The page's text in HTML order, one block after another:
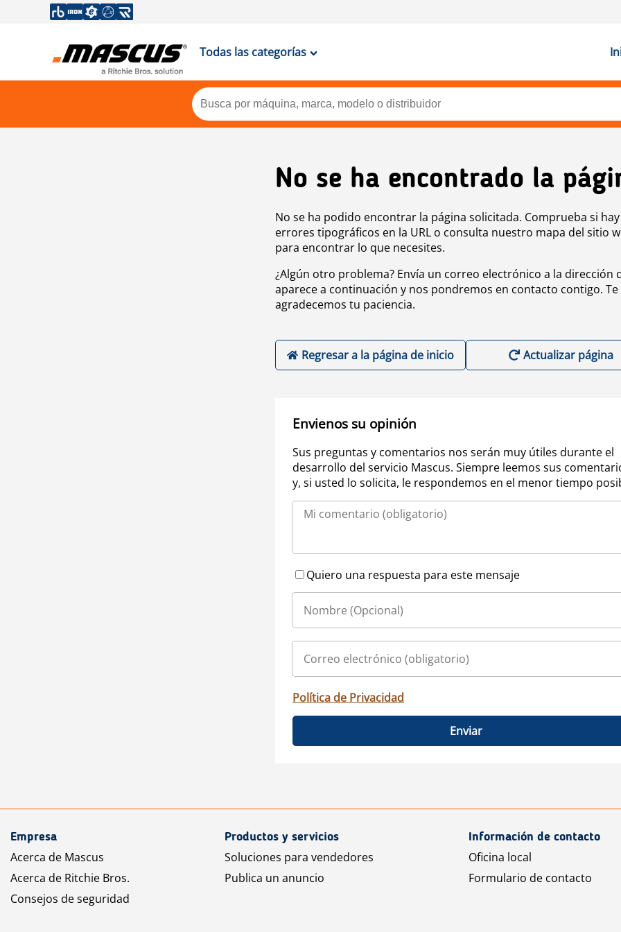
Todas las categorías
No se ha encontrado la
No se ha podido encontrar la página solicitada. Comprueba si hay
errores tipográficos en la URL o consulta nuestro mapa del sitio
para encontrar lo que necesites.
¿Algún otro problema? Envía un correo electrónico a la dirección
aparece a continuación y nos pondremos en contacto contigo. Te
agradecemos tu paciencia.
Regresar a la página de inicio Actualizar página
Envienos su opinión
Sus preguntas y comentarios nos serán muy útiles durante el
desarrollo del servicio Mascus. Siempre leemos sus
y, si usted lo solicita, le respondemos en el menor tiempo
Quiero una respuesta para este mensaje
Política de Privacidad
Enviar
Empresa
Acerca de Mascus
Acerca de Ritchie Bros.
Consejos de seguridad
Productos y servicios
Soluciones para vendedores
Publica un anuncio
Información de contacto
Oficina local
Formulario de contacto